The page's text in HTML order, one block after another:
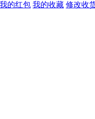
我的红包 我的收藏 修改收